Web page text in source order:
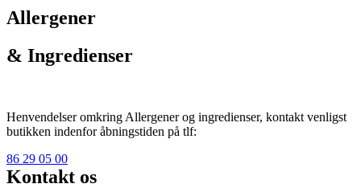
Allergener
& Ingredienser
Henvendelser omkring Allergener og ingredienser, kontakt venligst
butikken indenfor åbningstiden på tlf:
86 29 05 00
Kontakt os